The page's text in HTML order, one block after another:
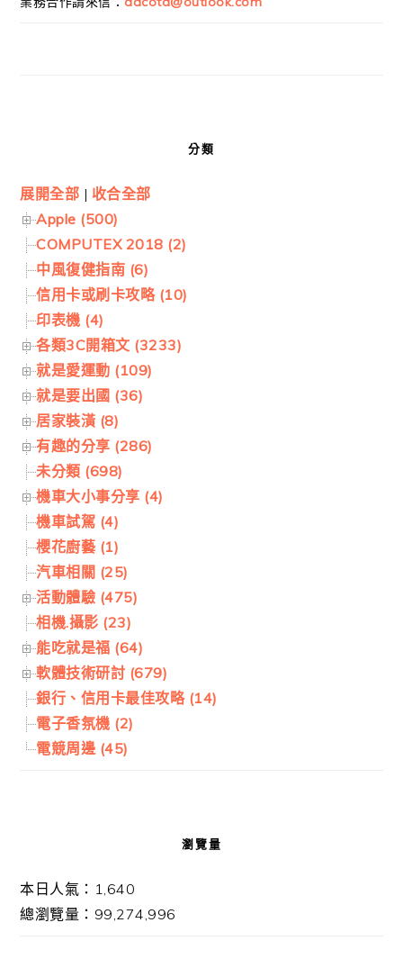
分類
展開全部 | 收合全部
Apple (500)
COMPUTEX 2018 (2)
中風復健指南 (6)
信用卡或刷卡攻略 (10)
印表機 (4)
各類3C開箱文 (3233)
就是愛運動 (109)
就是要出國 (36)
居家裝潢 (8)
有趣的分享 (286)
未分類 (698)
機車大小事分享 (4)
機車試駕 (4)
櫻花廚藝 (1)
汽車相關 (25)
活動體驗 (475)
相機.攝影 (23)
能吃就是福 (64)
軟體技術研討 (679)
銀行、信用卡最佳攻略 (14)
電子香氛機 (2)
電競周邊 (45)
瀏覽量
本日人氣：1,640
總瀏覽量：99,274,996